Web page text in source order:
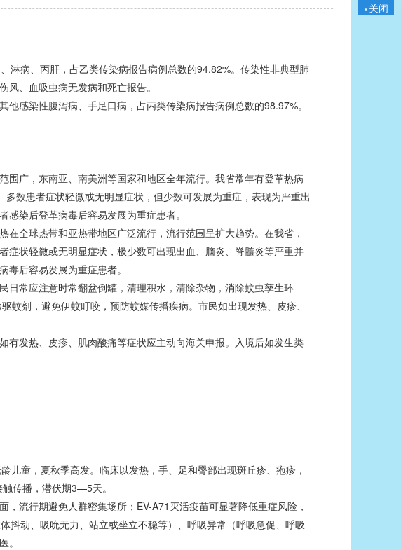
病、丙肝，占乙类传染病报告病例总数的94.82%。传染性非典型肺
、血吸虫病无发病和死亡报告。
感染性腹泻病、手足口病，占丙类传染病报告病例总数的98.97%。
广，东南亚、南美洲等国家和地区全年流行。我省常年有登革热病
数患者症状轻微或无明显症状，但少数可发展为重症，表现为严重出
染后登革病毒后容易发展为重症患者。
全球热带和亚热带地区广泛流行，流行范围呈扩大趋势。在我省，
状轻微或无明显症状，极少数可出现出血、脑炎、脊髓炎等严重并
后容易发展为重症患者。
常应注意时常翻盆倒罐，清理积水，清除杂物，消除蚊虫孳生环
剂，避免伊蚊叮咬，预防蚊媒传播疾病。市民如出现发热、皮疹、
发热、皮疹、肌肉酸痛等症状应主动向海关申报。入境后如发生类
童，夏秋季高发。临床以发热，手、足和臀部出现斑丘疹、疱疹，
传播，潜伏期3—5天。
流行期避免人群密集场所；EV-A71灭活疫苗可显著降低重症风险，
动、吸吮无力、站立或坐立不稳等）、呼吸异常（呼吸急促、呼吸
。
×关闭